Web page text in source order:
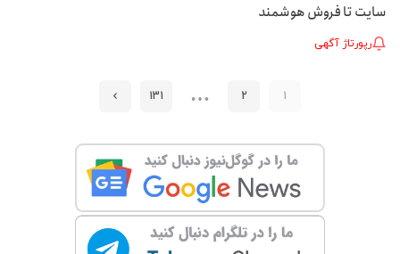
سایت تا فروش هوشمند
رپورتاژ آگهی
1
2
…
131